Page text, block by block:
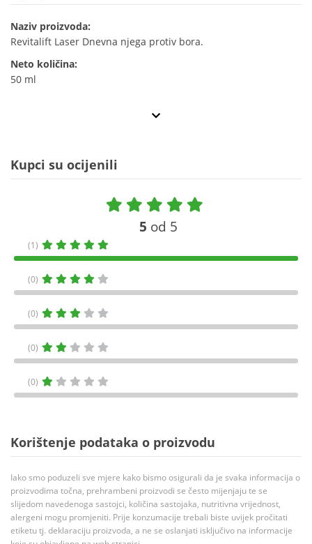
Naziv proizvoda:
Revitalift Laser Dnevna njega protiv bora.
Neto količina:
50 ml
Kupci su ocijenili
5 od 5
(1)
(0)
(0)
(0)
(0)
Korištenje podataka o proizvodu
Iako smo poduzeli sve mjere kako bismo osigurali da je svaka informacija o
proizvodima točna, prehrambeni proizvodi se često mijenjaju te se
slijedom navedenoga sastojci, količina sastojaka, nutritivna vrijednost,
alergeni mogu promjeniti. Prije konzumacije trebali biste uvijek pročitati
etiketu tj. deklaraciju proizvoda, a ne se oslanjati isključivo na informacije